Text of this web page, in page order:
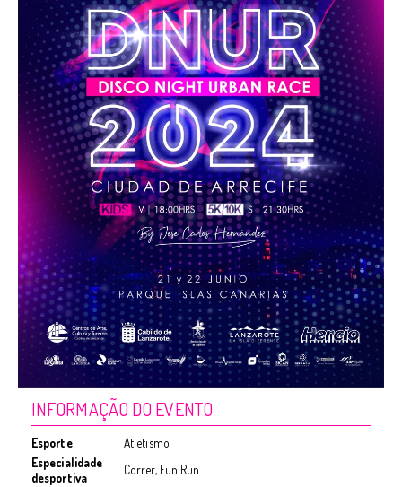
INFORMAÇÃO DO EVENTO
Esporte
Atletismo
Especialidade
desportiva
Correr, Fun Run